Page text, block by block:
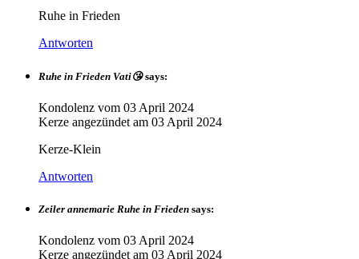
Ruhe in Frieden
Antworten
Ruhe in Frieden Vati😘 says:
Kondolenz vom 03 April 2024
Kerze angezündet am 03 April 2024
Kerze-Klein
Antworten
Zeiler annemarie Ruhe in Frieden says:
Kondolenz vom 03 April 2024
Kerze angezündet am 03 April 2024